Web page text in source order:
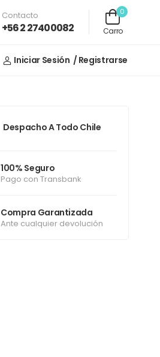
Contacto
+56 2 27400082
0
Carro
Iniciar Sesión / Registrarse
Despacho A Todo Chile
100% Seguro
Pago con Transbank
Compra Garantizada
Ante cualquier devolución